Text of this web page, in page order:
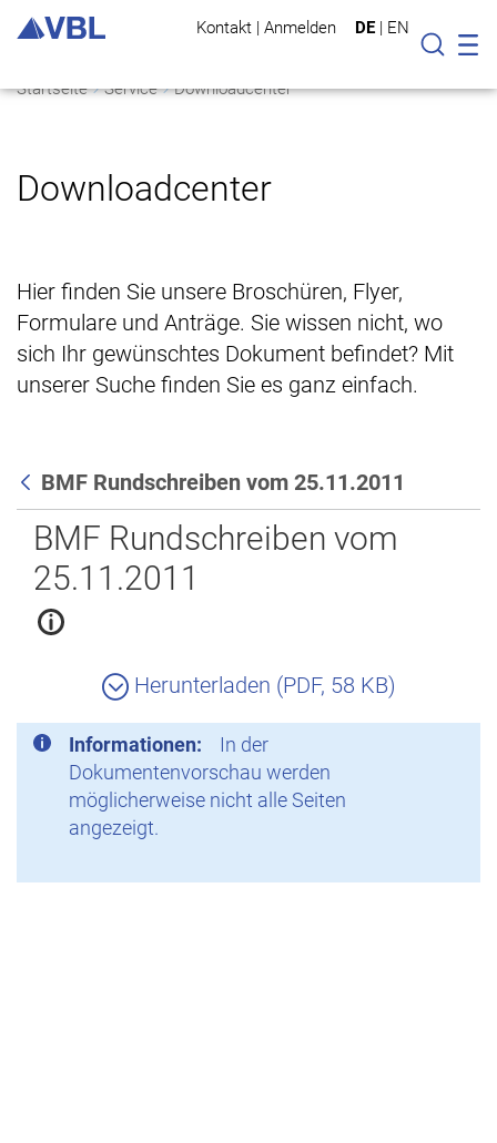
Kontakt | Anmelden DE | EN
Suche
Startseite Service Downloadcenter
Downloadcenter
Hier finden Sie unsere Broschüren, Flyer,
Formulare und Anträge. Sie wissen nicht, wo
sich Ihr gewünschtes Dokument befindet? Mit
unserer Suche finden Sie es ganz einfach.
Zurück
BMF Rundschreiben vom 25.11.2011
BMF Rundschreiben vom
25.11.2011
Herunterladen (PDF, 58 KB)
Informationen:
In der
Dokumentenvorschau werden
möglicherweise nicht alle Seiten
angezeigt.